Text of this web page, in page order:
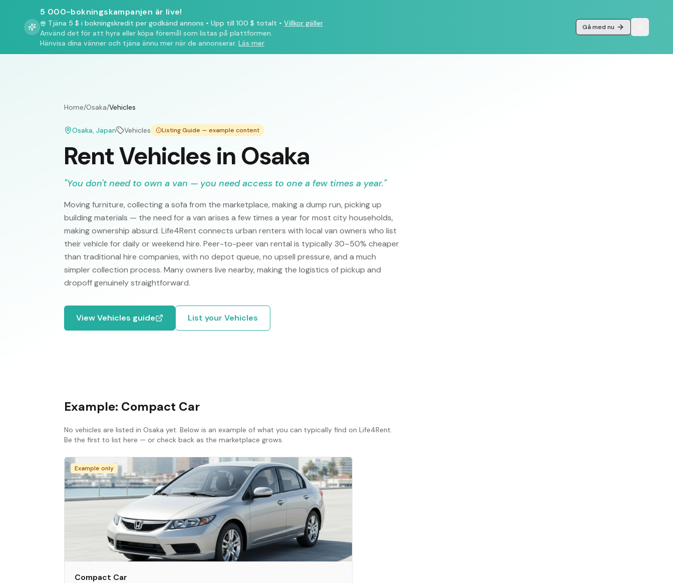
5 000-bokningskampanjen är live!
Tjäna 5 $ i bokningskredit per godkänd annons • Upp till 100 $ totalt • Villkor gäller
Använd det för att hyra eller köpa föremål som listas på plattformen.
Hänvisa dina vänner och tjäna ännu mer när de annonserar. Läs mer
Gå med nu
Home/Osaka/Vehicles
Osaka, Japan Vehicles Listing Guide — example content
Rent Vehicles in Osaka
"You don't need to own a van — you need access to one a few times a year."
Moving furniture, collecting a sofa from the marketplace, making a dump run, picking up
building materials — the need for a van arises a few times a year for most city households,
making ownership absurd. Life4Rent connects urban renters with local van owners who list
their vehicle for daily or weekend hire. Peer-to-peer van rental is typically 30–50% cheaper
than traditional hire companies, with no depot queue, no upsell pressure, and a much
simpler collection process. Many owners live nearby, making the logistics of pickup and
dropoff genuinely straightforward.
ViewVehicles guide List your Vehicles
Example: Compact Car
No vehicles are listed in Osaka yet. Below is an example of what you can typically find on Life4Rent.
Be the first to list here — or check back as the marketplace grows.
Example only
Compact Car